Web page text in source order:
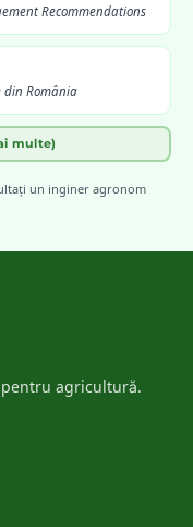
Recommendations
România
(2018
multe)
un inginer agronom
agricultură.